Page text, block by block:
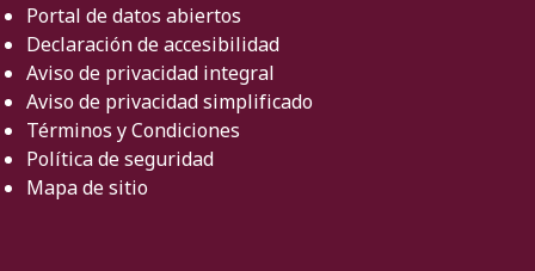
Portal de datos abiertos
Declaración de accesibilidad
Aviso de privacidad integral
Aviso de privacidad simplificado
Términos y Condiciones
Política de seguridad
Mapa de sitio